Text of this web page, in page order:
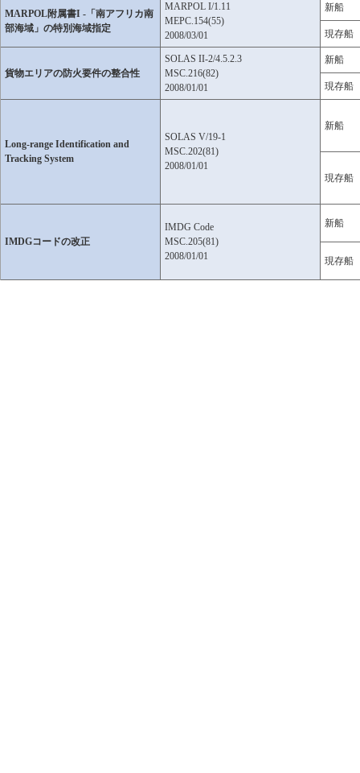
MARPOL附属書I -「南アフリカ南
部海域」の特別海域指定
MARPOL I/1.11
MEPC.154(55)
2008/03/01
新船
現存船
貨物エリアの防火要件の整合性
SOLAS II-2/4.5.2.3
MSC.216(82)
2008/01/01
新船
現存船
Long-range Identification and
Tracking System
SOLAS V/19-1
MSC.202(81)
2008/01/01
新船
現存船
IMDGコードの改正
IMDG Code
MSC.205(81)
2008/01/01
新船
現存船